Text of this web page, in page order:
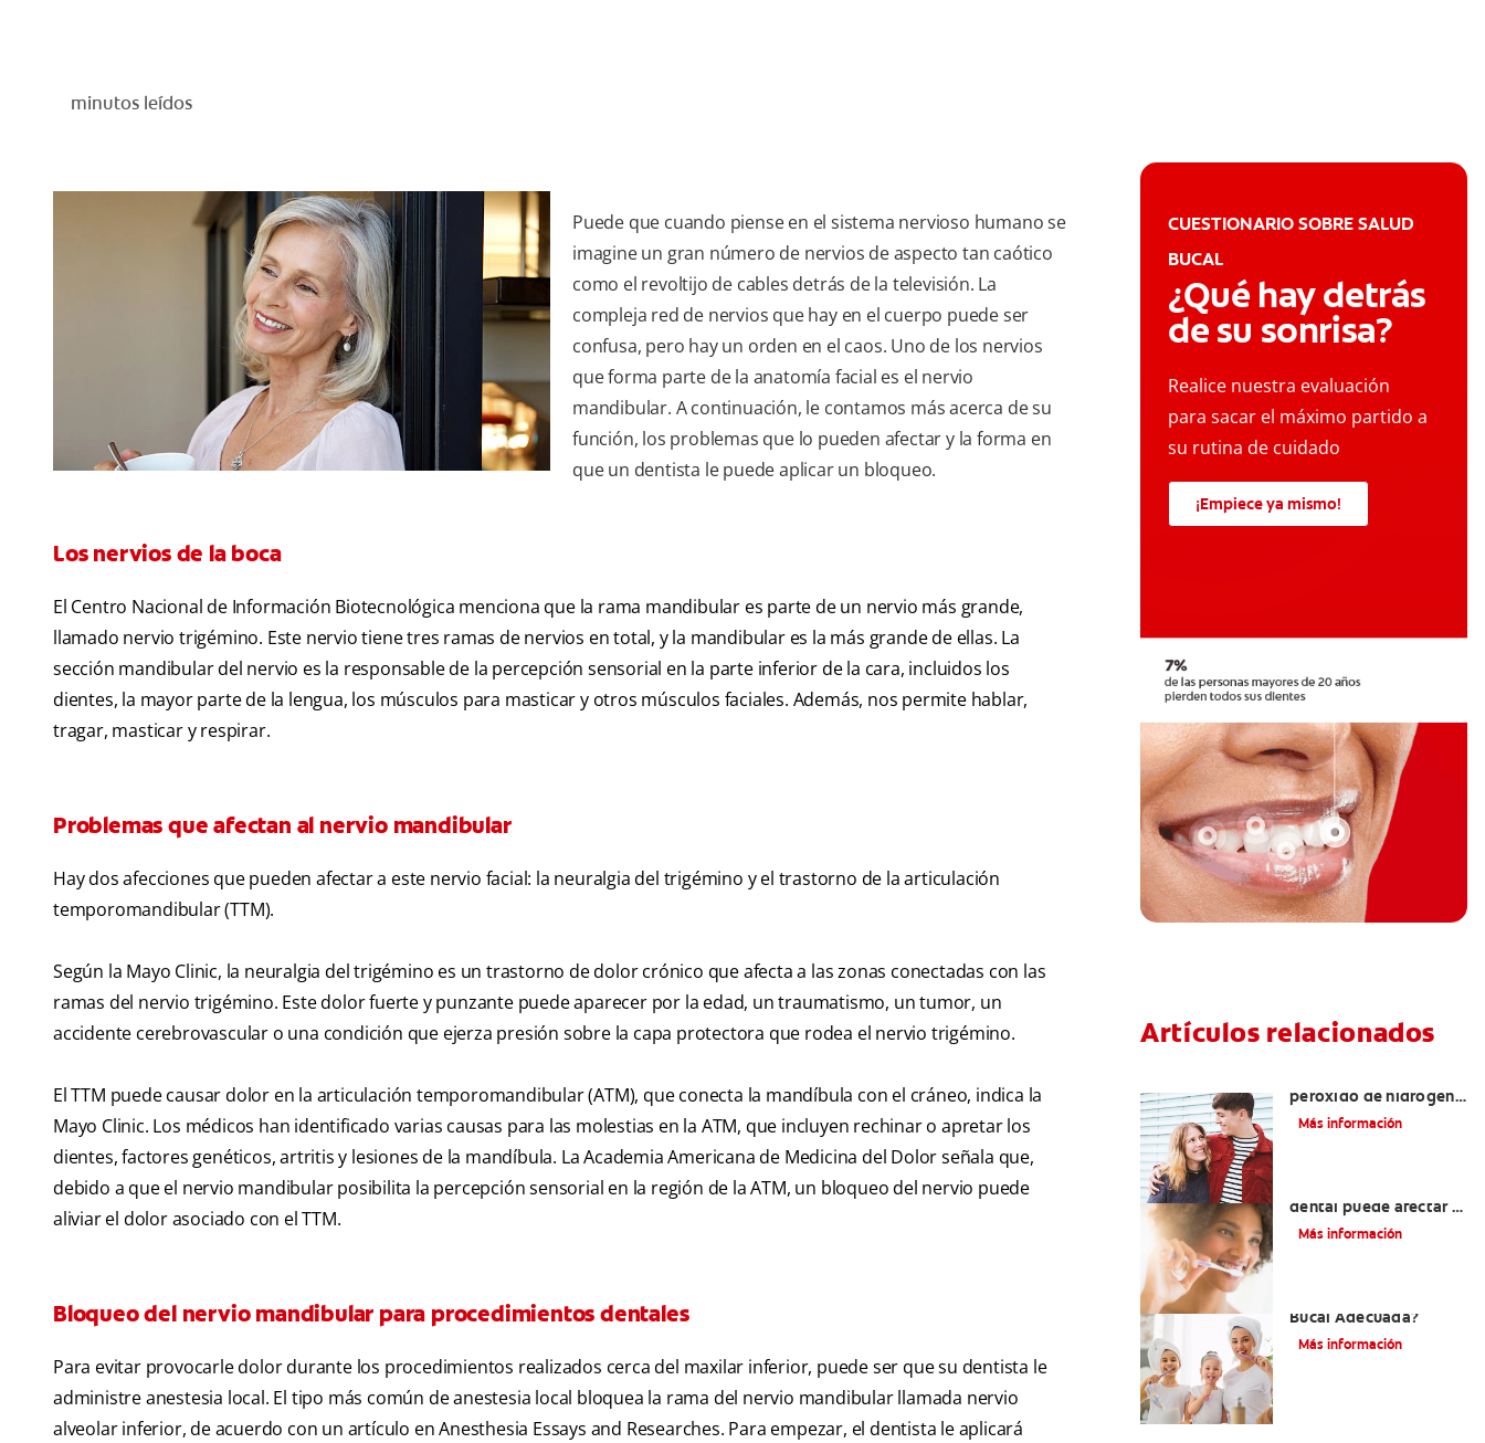
minutos leídos
Puede que cuando piense en el sistema nervioso humano se
imagine un gran número de nervios de aspecto tan caótico
como el revoltijo de cables detrás de la televisión. La
compleja red de nervios que hay en el cuerpo puede ser
confusa, pero hay un orden en el caos. Uno de los nervios
que forma parte de la anatomía facial es el nervio
mandibular. A continuación, le contamos más acerca de su
función, los problemas que lo pueden afectar y la forma en
que un dentista le puede aplicar un bloqueo.
Los nervios de la boca
El Centro Nacional de Información Biotecnológica menciona que la rama mandibular es parte de un nervio más grande,
llamado nervio trigémino. Este nervio tiene tres ramas de nervios en total, y la mandibular es la más grande de ellas. La
sección mandibular del nervio es la responsable de la percepción sensorial en la parte inferior de la cara, incluidos los
dientes, la mayor parte de la lengua, los músculos para masticar y otros músculos faciales. Además, nos permite hablar,
tragar, masticar y respirar.
Problemas que afectan al nervio mandibular
Hay dos afecciones que pueden afectar a este nervio facial: la neuralgia del trigémino y el trastorno de la articulación
temporomandibular (TTM).
Según la Mayo Clinic, la neuralgia del trigémino es un trastorno de dolor crónico que afecta a las zonas conectadas con las
ramas del nervio trigémino. Este dolor fuerte y punzante puede aparecer por la edad, un traumatismo, un tumor, un
accidente cerebrovascular o una condición que ejerza presión sobre la capa protectora que rodea el nervio trigémino.
El TTM puede causar dolor en la articulación temporomandibular (ATM), que conecta la mandíbula con el cráneo, indica la
Mayo Clinic. Los médicos han identificado varias causas para las molestias en la ATM, que incluyen rechinar o apretar los
dientes, factores genéticos, artritis y lesiones de la mandíbula. La Academia Americana de Medicina del Dolor señala que,
debido a que el nervio mandibular posibilita la percepción sensorial en la región de la ATM, un bloqueo del nervio puede
aliviar el dolor asociado con el TTM.
Bloqueo del nervio mandibular para procedimientos dentales
Para evitar provocarle dolor durante los procedimientos realizados cerca del maxilar inferior, puede ser que su dentista le
administre anestesia local. El tipo más común de anestesia local bloquea la rama del nervio mandibular llamada nervio
alveolar inferior, de acuerdo con un artículo en Anesthesia Essays and Researches. Para empezar, el dentista le aplicará
CUESTIONARIO SOBRE SALUD
BUCAL
¿Qué hay detrás
de su sonrisa?
Realice nuestra evaluación
para sacar el máximo partido a
su rutina de cuidado
¡Empiece ya mismo!
Artículos relacionados
peróxido de hidrógeno
para dientes y encías
Más información
dental puede afectar el
esmalte?
Más información
Bucal Adecuada?
Más información